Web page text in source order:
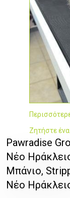
Ζητήστε
Pawradise
Νέο
Μπάνιο,
Νέο